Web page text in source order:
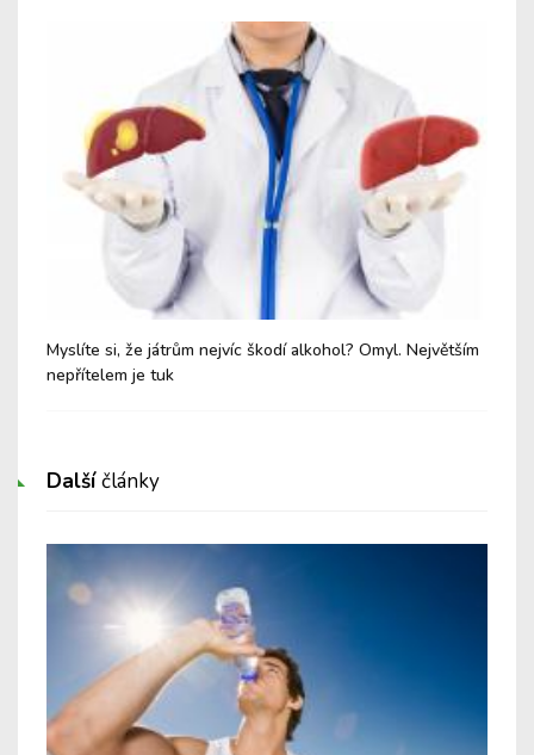
Myslíte si, že játrům nejvíc škodí alkohol? Omyl. Největším
nepřítelem je tuk
Dalšíčlánky